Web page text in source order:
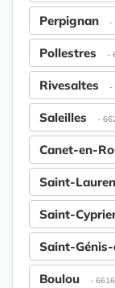
Perpignan -
Pollestres -
Rivesaltes -
Saleilles -
Canet-en-
Saint-
Saint-
Saint-
Boulou -